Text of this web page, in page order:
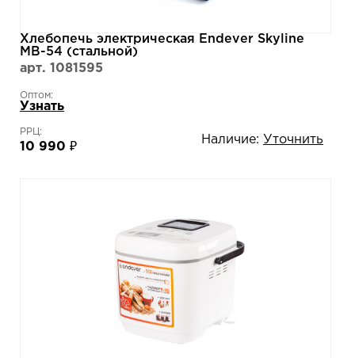
Хлебопечь электрическая Endever Skyline
MB-54 (стальной)
арт. 1081595
Оптом:
Узнать
РРЦ:
10 990 ₽
Наличие: Уточнить